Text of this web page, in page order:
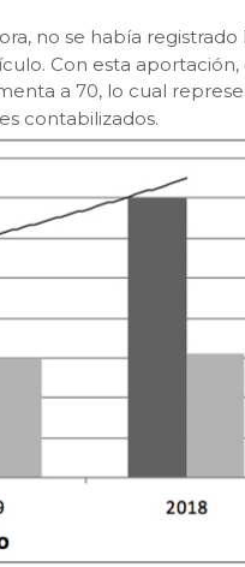
no se había registrado
Con esta
a 70, lo cual
contabilizados.